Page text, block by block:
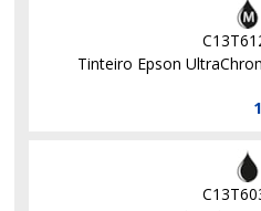
Tinteiro Epson